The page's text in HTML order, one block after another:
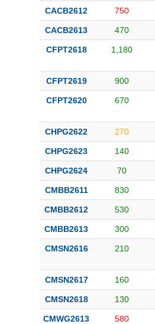
CACB2612 750
CACB2613 470
CFPT2618 1,180
CFPT2619 900
CFPT2620 670
CHPG2622 270
CHPG2623 140
CHPG2624 70
CMBB2611 830
CMBB2612 530
CMBB2613 300
CMSN2616 210
CMSN2617 160
CMSN2618 130
CMWG2613 580